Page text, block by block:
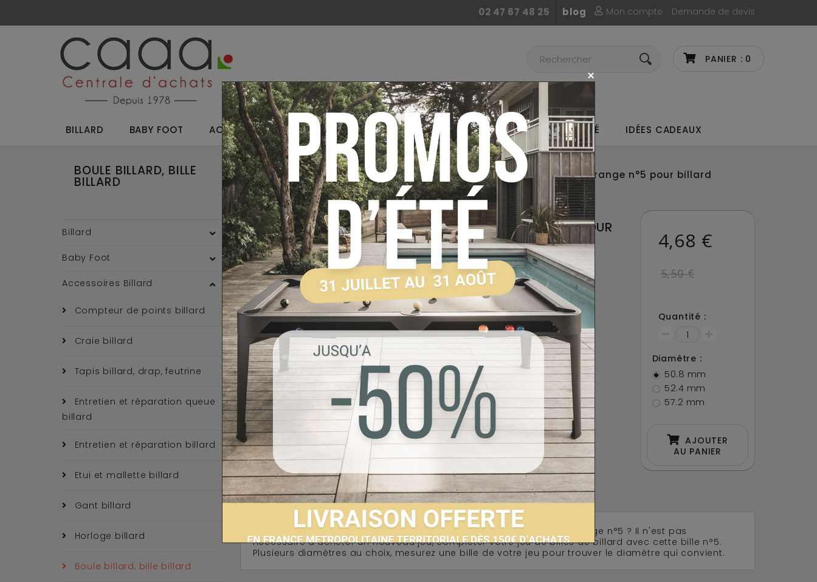
Mon compte Demande de devis
blog
02 47 67 48 25
PANIER : 0
BILLARD BABY FOOT ACCESSOIRES BILLARD ACCESSOIRES BABY FOOT AUTRES JEUX DE CAFÉ IDÉES CADEAUX
BOULE BILLARD, BILLE
BILLARD
Billard
Baby Foot
Accessoires Billard
Compteur de points billard
Craie billard
Tapis billard, drap, feutrine
Entretien et réparation queue
billard
Entretien et réparation billard
Etui et mallette billard
Gant billard
Horloge billard
Boule billard, bille billard
Retour Accessoires Billard Boule billard, bille billard Bille orange n°5 pour billard
Américain
BILLE ORANGE N°5 POUR
BILLARD AMÉRICAIN
Référence : 71300.05.50
Livraison 48H
Envoyer à un ami
Partager sur Facebook !
Imprimer
4,68 €
5,50 €
Quantité :
Diamètre :
50.8 mm
52.4 mm
57.2 mm
AJOUTER
AU PANIER
EN SAVOIR PLUS FICHE TECHNIQUE AVIS
Vous avez un jeu de billes Américain mais il vous manque la bille orange n°5 ? Il n'est pas
nécessaire d'acheter un nouveau jeu, compléter votre jeu de billes de billard avec cette bille n°5.
Plusieurs diamètres au choix, mesurez une bille de votre jeu pour trouver le diamètre qui convient.